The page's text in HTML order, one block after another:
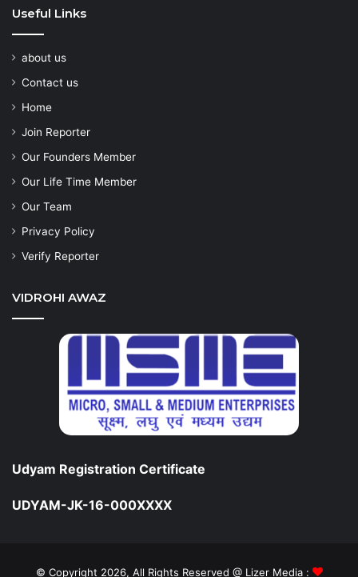
Useful Links
about us
Contact us
Home
Join Reporter
Our Founders Member
Our Life Time Member
Our Team
Privacy Policy
Verify Reporter
VIDROHI AWAZ
Udyam Registration Certificate
UDYAM-JK-16-000XXXX
© Copyright 2026, All Rights Reserved @ Lizer Media :